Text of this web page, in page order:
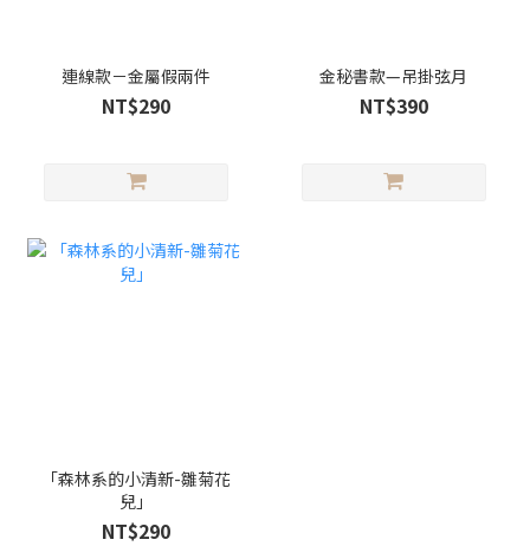
連線款－金屬假兩件
NT$290
金秘書款—吊掛弦月
NT$390
「森林系的小清新-雛菊花
兒」
NT$290